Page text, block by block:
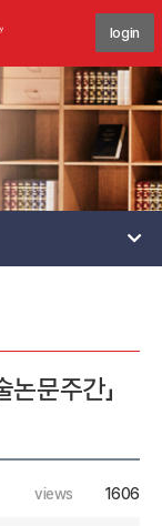
login
문주간」
views 1606